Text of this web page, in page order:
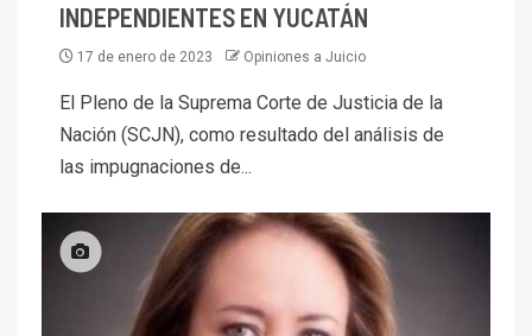
INDEPENDIENTES EN YUCATÁN
17 de enero de 2023 Opiniones a Juicio
El Pleno de la Suprema Corte de Justicia de la
Nación (SCJN), como resultado del análisis de
las impugnaciones de...